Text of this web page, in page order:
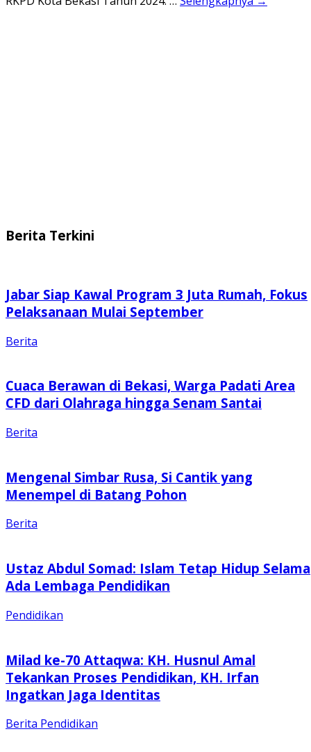
Berita Terkini
Jabar Siap Kawal Program 3 Juta Rumah, Fokus
Pelaksanaan Mulai September
Berita
Cuaca Berawan di Bekasi, Warga Padati Area
CFD dari Olahraga hingga Senam Santai
Berita
Mengenal Simbar Rusa, Si Cantik yang
Menempel di Batang Pohon
Berita
Ustaz Abdul Somad: Islam Tetap Hidup Selama
Ada Lembaga Pendidikan
Pendidikan
Milad ke-70 Attaqwa: KH. Husnul Amal
Tekankan Proses Pendidikan, KH. Irfan
Ingatkan Jaga Identitas
Berita Pendidikan